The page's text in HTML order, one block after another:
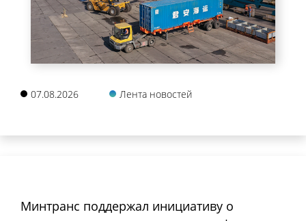
07.08.2026 Лента новостей
Минтранс поддержал инициативу о